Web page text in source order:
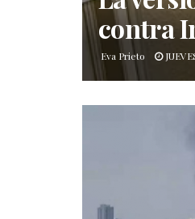
contra
Eva Prieto